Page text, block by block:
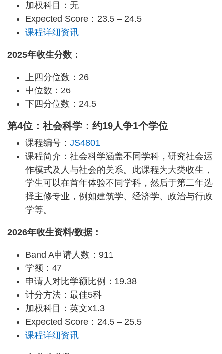
加权科目：无
Expected Score：23.5 – 24.5
课程详细资讯
2025年收生分数：
上四分位数：26
中位数：26
下四分位数：24.5
第4位：社会科学：约19人争1个学位
课程编号： JS4801
课程简介：社会科学涵盖不同学科，研究社会运
作模式及人与社会的关系。此课程为大类收生，
学生可以在首年体验不同学科，然后于第二年选
择主修专业，例如建筑学、经济学、政治与行政
学等。
2026年收生资料/数据：
Band A申请人数：911
学额：47
申请人对比学额比例：19.38
计分方法：最佳5科
加权科目：英文x1.3
Expected Score：24.5 – 25.5
课程详细资讯